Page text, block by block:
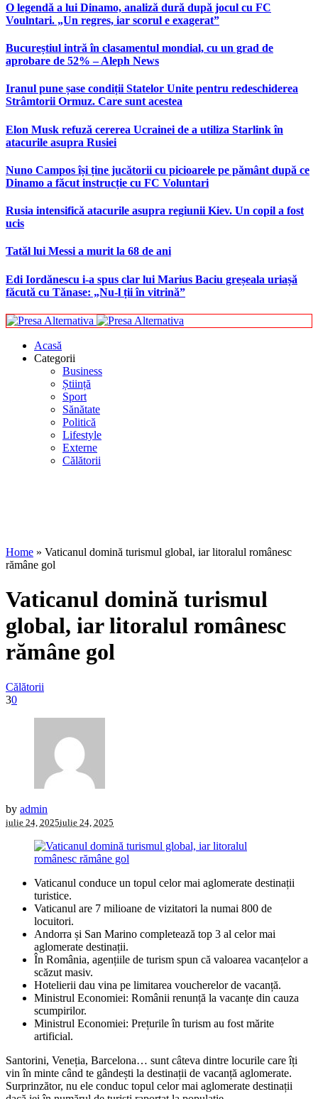
O legendă a lui Dinamo, analiză dură după jocul cu FC
Voulntari. „Un regres, iar scorul e exagerat”
Bucureștiul intră în clasamentul mondial, cu un grad de
aprobare de 52% – Aleph News
Iranul pune șase condiții Statelor Unite pentru redeschiderea
Strâmtorii Ormuz. Care sunt acestea
Elon Musk refuză cererea Ucrainei de a utiliza Starlink în
atacurile asupra Rusiei
Nuno Campos își ține jucătorii cu picioarele pe pământ după ce
Dinamo a făcut instrucție cu FC Voluntari
Rusia intensifică atacurile asupra regiunii Kiev. Un copil a fost
ucis
Tatăl lui Messi a murit la 68 de ani
Edi Iordănescu i-a spus clar lui Marius Baciu greșeala uriașă
făcută cu Tănase: „Nu-l ții în vitrină”
Acasă
Categorii
Business
Știință
Sport
Sănătate
Politică
Lifestyle
Externe
Călătorii
Home » Vaticanul domină turismul global, iar litoralul românesc
rămâne gol
Vaticanul domină turismul
global, iar litoralul românesc
rămâne gol
Călătorii
30
by admin
iulie 24, 2025iulie 24, 2025
Vaticanul conduce un topul celor mai aglomerate destinații
turistice.
Vaticanul are 7 milioane de vizitatori la numai 800 de
locuitori.
Andorra și San Marino completează top 3 al celor mai
aglomerate destinații.
În România, agențiile de turism spun că valoarea vacanțelor a
scăzut masiv.
Hotelierii dau vina pe limitarea voucherelor de vacanță.
Ministrul Economiei: Românii renunță la vacanțe din cauza
scumpirilor.
Ministrul Economiei: Prețurile în turism au fost mărite
artificial.
Santorini, Veneția, Barcelona… sunt câteva dintre locurile care îți
vin în minte când te gândești la destinații de vacanță aglomerate.
Surprinzător, nu ele conduc topul celor mai aglomerate destinații